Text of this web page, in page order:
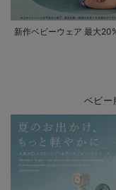
新作ベビーウェア 最大
ベビー